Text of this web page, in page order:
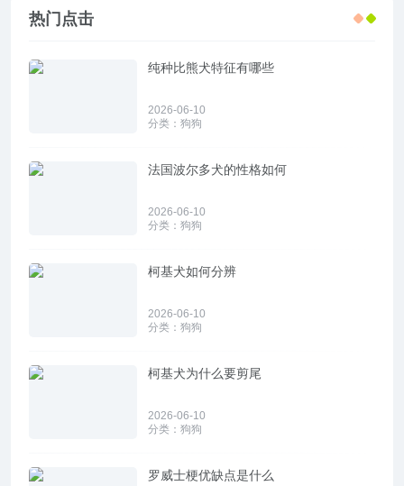
热门点击
纯种比熊犬特征有哪些
2026-06-10
分类： 狗狗
法国波尔多犬的性格如何
2026-06-10
分类： 狗狗
柯基犬如何分辨
2026-06-10
分类： 狗狗
柯基犬为什么要剪尾
2026-06-10
分类： 狗狗
罗威士梗优缺点是什么